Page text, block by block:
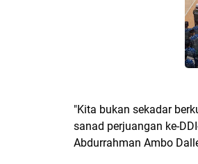
"Kita bukan sekadar
sanad perjuangan ke-
Abdurrahman Ambo